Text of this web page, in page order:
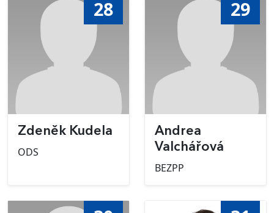
28
Zdeněk Kudela
ODS
29
Andrea
Valchářová
BEZPP